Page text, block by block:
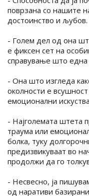
поврзана со нашите
достоинство и љубов.
- Голем дел од она
е фиксен сет на
справување што една
- Она што изгледа
околности е
емоционални
- Најголемата штета
траума или
болка, туку
предизвикуваат во
продолжи да го
- Несвесно, ја
од наративи